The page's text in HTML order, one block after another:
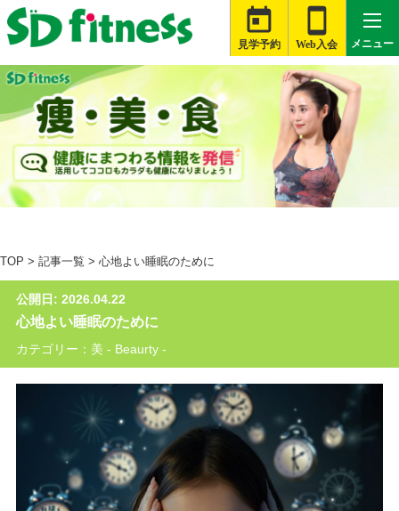

見学予約

Web入会 メニュー

札幌白石店
大河原店
津藤方店
銚子店
小倉駅前店

TOP > 記事一覧 > 心地よい睡眠のために
公開日: 2026.04.22
心地よい睡眠のために
カテゴリー：美 - Beaurty -